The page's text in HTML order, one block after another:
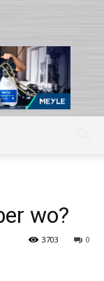
wo?
0
3703